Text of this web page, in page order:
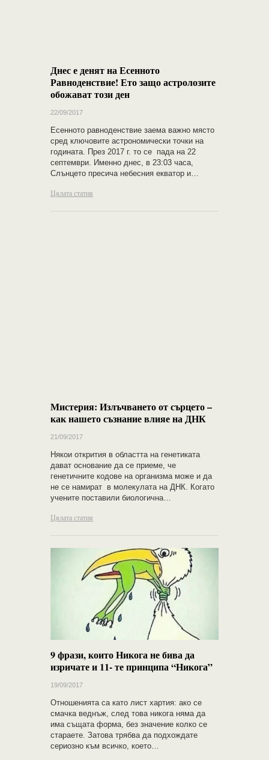
Днес е денят на Есенното
Равноденствие! Ето защо астролозите
обожават този ден
22/09/2017
Есенното равноденствие заема важно място
сред ключовите астрономически точки на
годината. През 2017 г. то се пада на 22
септември. Именно днес, в 23:03 часа,
Слънцето пресича небесния екватор и…
Цялата статия
Мистерия: Излъчването от сърцето –
как нашето съзнание влияе на ДНК
21/09/2017
Някои открития в областта на генетиката
дават основание да се приеме, че
генетичните кодове на организма може и да
не се намират в молекулата на ДНК. Когато
учените поставили биологична…
Цялата статия
9 фрази, които Никога не бива да
изричате и 11- те принципа “Никога”
19/09/2017
Отношенията са като лист хартия: ако се
смачка веднъж, след това никога няма да
има същата форма, без значение колко се
стараете. Затова трябва да подхождате
сериозно към всичко, което…